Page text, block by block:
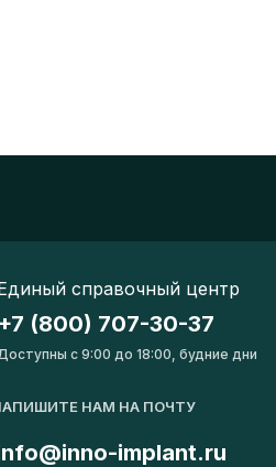
справочный центр
+7 (800) 707-30-37
с 9:00 до 18:00, будние дни
НАМ НА ПОЧТУ
implant.ru